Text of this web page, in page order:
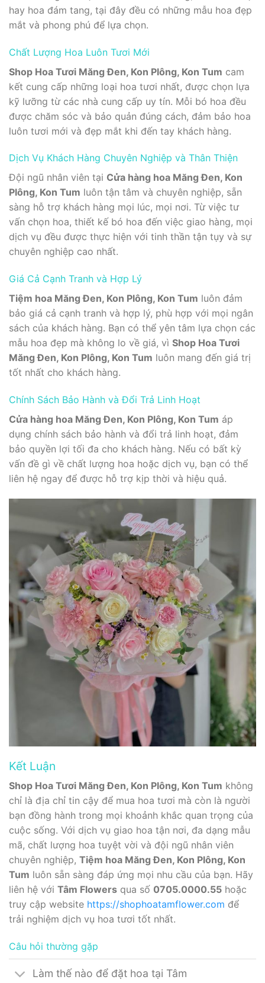
hay hoa đám tang, tại đây đều có những mẫu hoa đẹp
mắt và phong phú để lựa chọn.
Chất Lượng Hoa Luôn Tươi Mới
Shop Hoa Tươi Măng Đen, Kon Plông, Kon Tum cam
kết cung cấp những loại hoa tươi nhất, được chọn lựa
kỹ lưỡng từ các nhà cung cấp uy tín. Mỗi bó hoa đều
được chăm sóc và bảo quản đúng cách, đảm bảo hoa
luôn tươi mới và đẹp mắt khi đến tay khách hàng.
Dịch Vụ Khách Hàng Chuyên Nghiệp và Thân Thiện
Đội ngũ nhân viên tại Cửa hàng hoa Măng Đen, Kon
Plông, Kon Tum luôn tận tâm và chuyên nghiệp, sẵn
sàng hỗ trợ khách hàng mọi lúc, mọi nơi. Từ việc tư
vấn chọn hoa, thiết kế bó hoa đến việc giao hàng, mọi
dịch vụ đều được thực hiện với tinh thần tận tụy và sự
chuyên nghiệp cao nhất.
Giá Cả Cạnh Tranh và Hợp Lý
Tiệm hoa Măng Đen, Kon Plông, Kon Tum luôn đảm
bảo giá cả cạnh tranh và hợp lý, phù hợp với mọi ngân
sách của khách hàng. Bạn có thể yên tâm lựa chọn các
mẫu hoa đẹp mà không lo về giá, vì Shop Hoa Tươi
Măng Đen, Kon Plông, Kon Tum luôn mang đến giá trị
tốt nhất cho khách hàng.
Chính Sách Bảo Hành và Đổi Trả Linh Hoạt
Cửa hàng hoa Măng Đen, Kon Plông, Kon Tum áp
dụng chính sách bảo hành và đổi trả linh hoạt, đảm
bảo quyền lợi tối đa cho khách hàng. Nếu có bất kỳ
vấn đề gì về chất lượng hoa hoặc dịch vụ, bạn có thể
liên hệ ngay để được hỗ trợ kịp thời và hiệu quả.
Kết Luận
Shop Hoa Tươi Măng Đen, Kon Plông, Kon Tum không
chỉ là địa chỉ tin cậy để mua hoa tươi mà còn là người
bạn đồng hành trong mọi khoảnh khắc quan trọng của
cuộc sống. Với dịch vụ giao hoa tận nơi, đa dạng mẫu
mã, chất lượng hoa tuyệt vời và đội ngũ nhân viên
chuyên nghiệp, Tiệm hoa Măng Đen, Kon Plông, Kon
Tum luôn sẵn sàng đáp ứng mọi nhu cầu của bạn. Hãy
liên hệ với Tâm Flowers qua số 0705.0000.55 hoặc
truy cập website https://shophoatamflower.com để
trải nghiệm dịch vụ hoa tươi tốt nhất.
Câu hỏi thường gặp
Làm thế nào để đặt hoa tại Tâm